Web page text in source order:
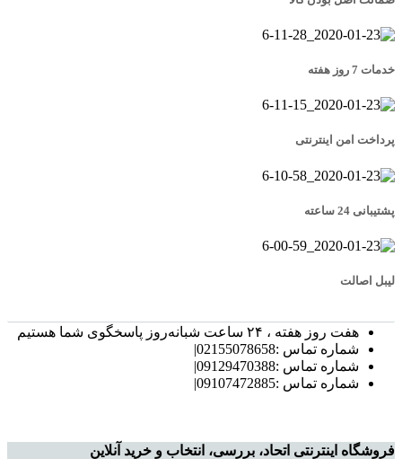
خدمات 7 روز هفته
پرداخت امن اینترنتی
پشتیبانی 24 ساعته
لیبل اصالت
هفت روز هفته ، ۲۴ ساعت شبانه‌روز پاسخگوی شما هستیم
شماره تماس :02155078658|
شماره تماس :09129470388|
شماره تماس :09107472885|
فروشگاه اینترنتی اتحاد، بررسی، انتخاب و خرید آنلاین